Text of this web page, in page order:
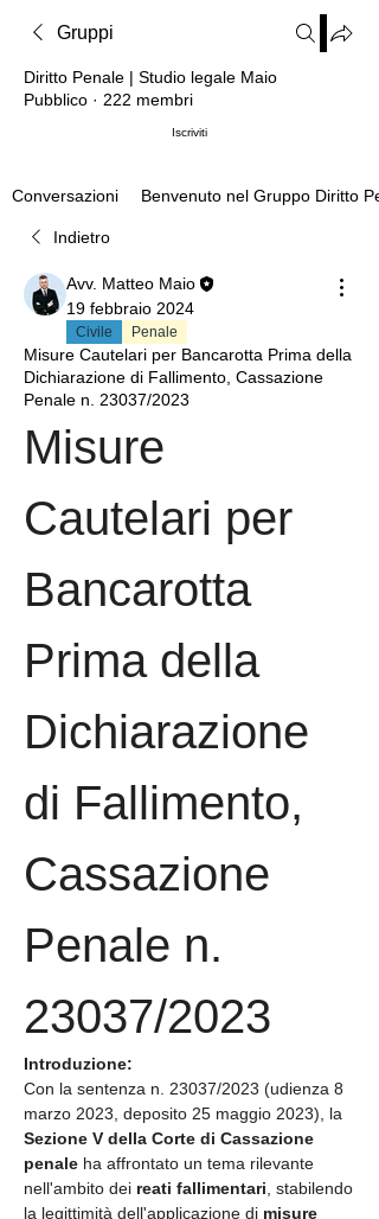
Gruppi
Diritto Penale | Studio legale Maio
Pubblico · 222 membri
Iscriviti
Conversazioni Benvenuto nel Gruppo Diritto
Indietro
Avv. Matteo Maio
19 febbraio 2024
Civile Penale
Misure Cautelari per Bancarotta Prima della
Dichiarazione di Fallimento, Cassazione
Penale n. 23037/2023
Misure
Cautelari per
Bancarotta
Prima della
Dichiarazione
di Fallimento,
Cassazione
Penale n.
23037/2023
Introduzione:
Con la sentenza n. 23037/2023 (udienza 8
Sezione V della Corte di Cassazione
penale ha affrontato un tema rilevante
nell'ambito dei reati fallimentari , stabilendo
la legittimità dell'applicazione di misure